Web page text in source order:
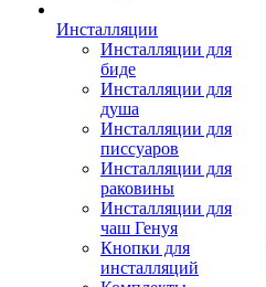
Инсталляции
Инсталляции для
биде
Инсталляции для
душа
Инсталляции для
писсуаров
Инсталляции для
раковины
Инсталляции для
чаш Генуя
Кнопки для
инсталляций